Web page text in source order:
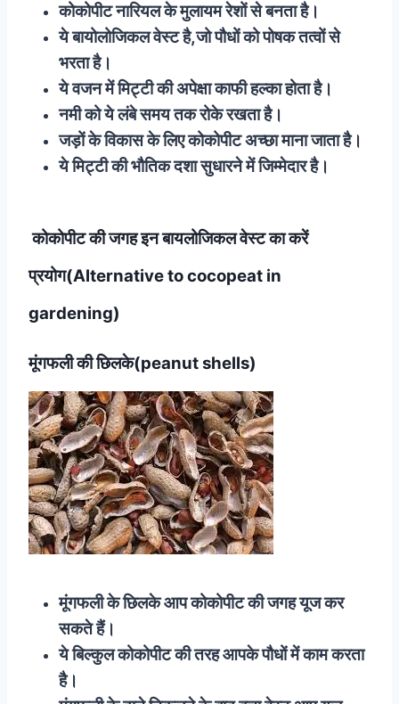
कोकोपीट नारियल के मुलायम रेशों से बनता है।
ये बायोलोजिकल वेस्ट है,जो पौधों को पोषक तत्वों से
भरता है।
ये वजन में मिट्टी की अपेक्षा काफी हल्का होता है।
नमी को ये लंबे समय तक रोके रखता है।
जड़ों के विकास के लिए कोकोपीट अच्छा माना जाता है।
ये मिट्टी की भौतिक दशा सुधारने में जिम्मेदार है।
कोकोपीट की जगह इन बायलोजिकल वेस्ट का करें
प्रयोग(Alternative to cocopeat in
gardening)
मूंगफली की छिलके(peanut shells)
मूंगफली के छिलके आप कोकोपीट की जगह यूज कर
सकते हैं।
ये बिल्कुल कोकोपीट की तरह आपके पौधों में काम करता
है।